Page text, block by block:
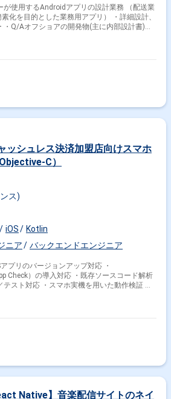
が使用するAndroidアプリの設計業務 （配送業
化を目的とした業務用アプリ） ・詳細設計、
・Q/Aオフショアの開発物(主に内部設計書)の
発工程のフォロー、Q/A※レビューも担当
ッシュレス決済加盟店向けスマホ
C）
ス)
iOS
Kotlin
ニア
バックエンドエンジニア
プリのバージョンアップ対応 ・
Check）の導入対応 ・既存ソースコード解析
テスト対応 ・スマホ実機を用いた動作検証 ・
Native】音楽配信サイトのネイ